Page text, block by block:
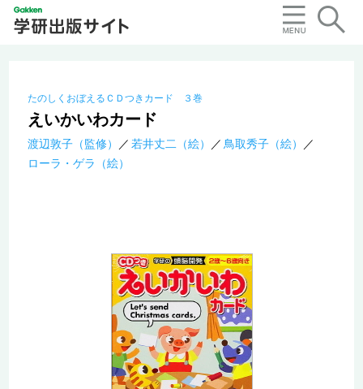
たのしくおぼえるＣＤつきカード ３巻
えいかいわカード
渡辺敦子（監修） 若井丈二（絵）
鳥取秀子（絵）
ローラ・ゲラ（絵）